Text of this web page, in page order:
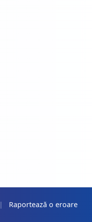
|
Raportează o eroare